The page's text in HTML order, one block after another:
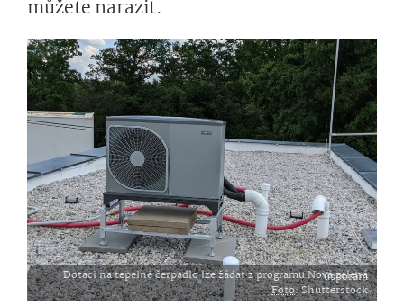
můžete narazit.
Dotaci na tepelné čerpadlo lze žádat z programu Nová zelená úsporám
Foto: Shutterstock